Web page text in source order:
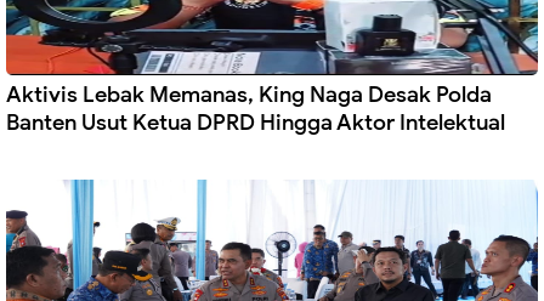
Aktivis Lebak Memanas, King Naga Desak Polda
Banten Usut Ketua DPRD Hingga Aktor Intelektual